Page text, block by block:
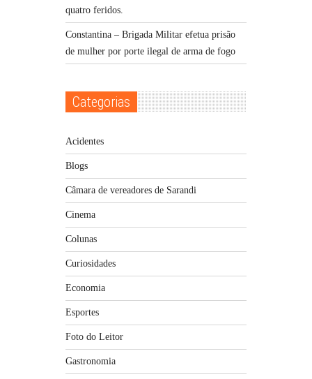
quatro feridos.
Constantina – Brigada Militar efetua prisão
de mulher por porte ilegal de arma de fogo
Categorias
Acidentes
Blogs
Câmara de vereadores de Sarandi
Cinema
Colunas
Curiosidades
Economia
Esportes
Foto do Leitor
Gastronomia